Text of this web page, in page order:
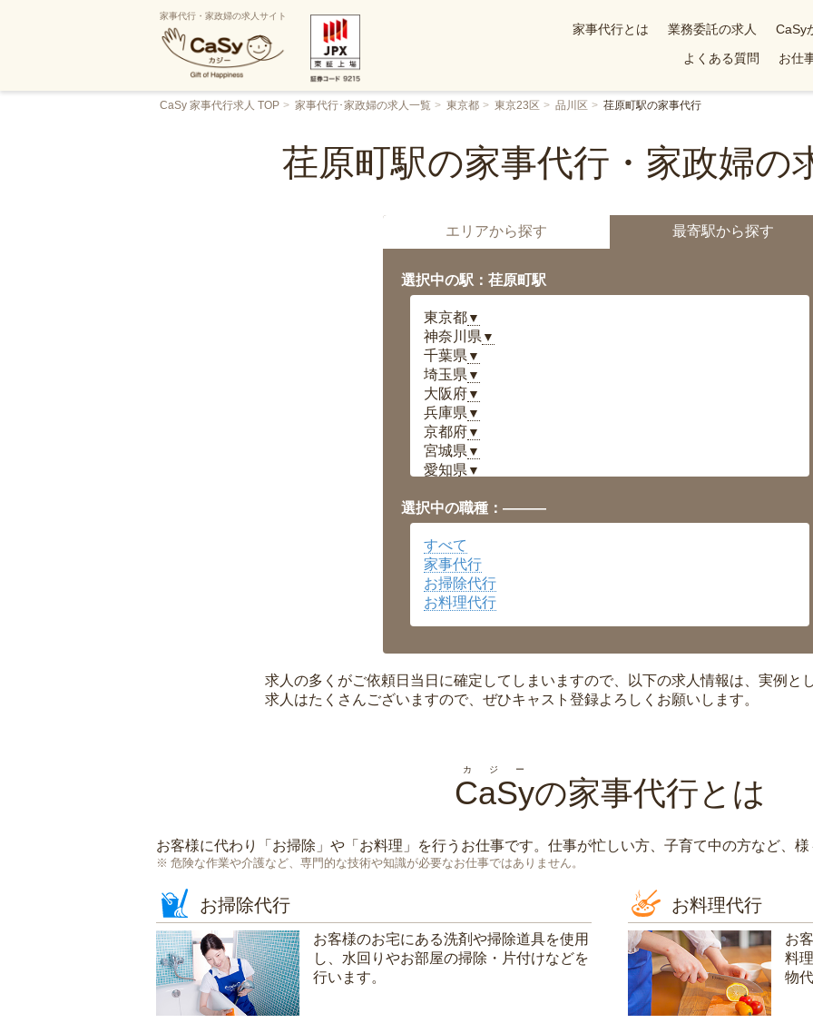
家事代行・家政婦の求人サイト
家事代行とは 業務委託の求人 CaSy
よくある質問
お仕
CaSy 家事代行求人 TOP 家事代行･家政婦の求人一覧 東京都 東京23区 品川区 荏原町駅の家事代行
荏原町駅の家事代行・家政婦の
エリアから探す 最寄駅から探す
選択中の駅：荏原町駅
東京都▼
神奈川県 ▼
千葉県 ▼
埼玉県 ▼
大阪府▼
兵庫県 ▼
京都府▼
宮城県 ▼
愛知県 ▼
岡山県▼
広島県▼
沖縄県
選択中の職種：———
すべて
家事代行
お掃除代行
お料理代行
求人の多くがご依頼日当日に確定してしまいますので、以下の求人情報は、実例と
求人はたくさんございますので、ぜひキャスト登録よろしくお願いします。
CaSy
カジー
の家事代行とは
お客様に代わり「 お掃除 」や「 お料理 」を行うお仕事です。仕事が忙しい方、子育て中の方など、
危険な作業や介護など、専門的な技術や知識が必要なお仕事ではありません。
お掃除代行
お客様のお宅にある洗剤や掃除道具を使用
し、水回りやお部屋の掃除・片付けなどを
行います。
お料理代行
お
料
物